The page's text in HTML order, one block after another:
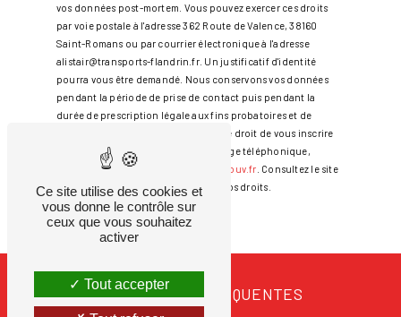
vos données post-mortem. Vous pouvez exercer ces droits
par voie postale à l'adresse 362 Route de Valence, 38160
Saint-Romans ou par courrier électronique à l'adresse
alistair@transports-flandrin.fr. Un justificatif d'identité
pourra vous être demandé. Nous conservons vos données
pendant la période de prise de contact puis pendant la
durée de prescription légale aux fins probatoires et de
gestion des contentieux. Vous avez le droit de vous inscrire
sur la liste d'opposition au démarchage téléphonique,
disponible à cette adresse:
Bloctel.gouv.fr . Consultez le site
cnil.fr pour plus d’informations sur vos droits.
RECHERCHES FRÉQUENTES
Ce site utilise des cookies et
vous donne le contrôle sur
ceux que vous souhaitez
activer
Tout accepter